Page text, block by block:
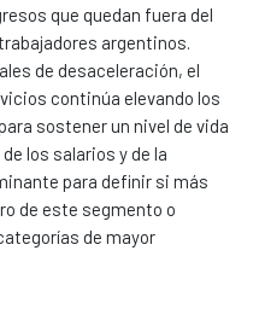
que quedan fuera del
argentinos.
de desaceleración, el
continúa elevando los
sostener un nivel de vida
los salarios y de la
para definir si más
de este segmento o
de mayor